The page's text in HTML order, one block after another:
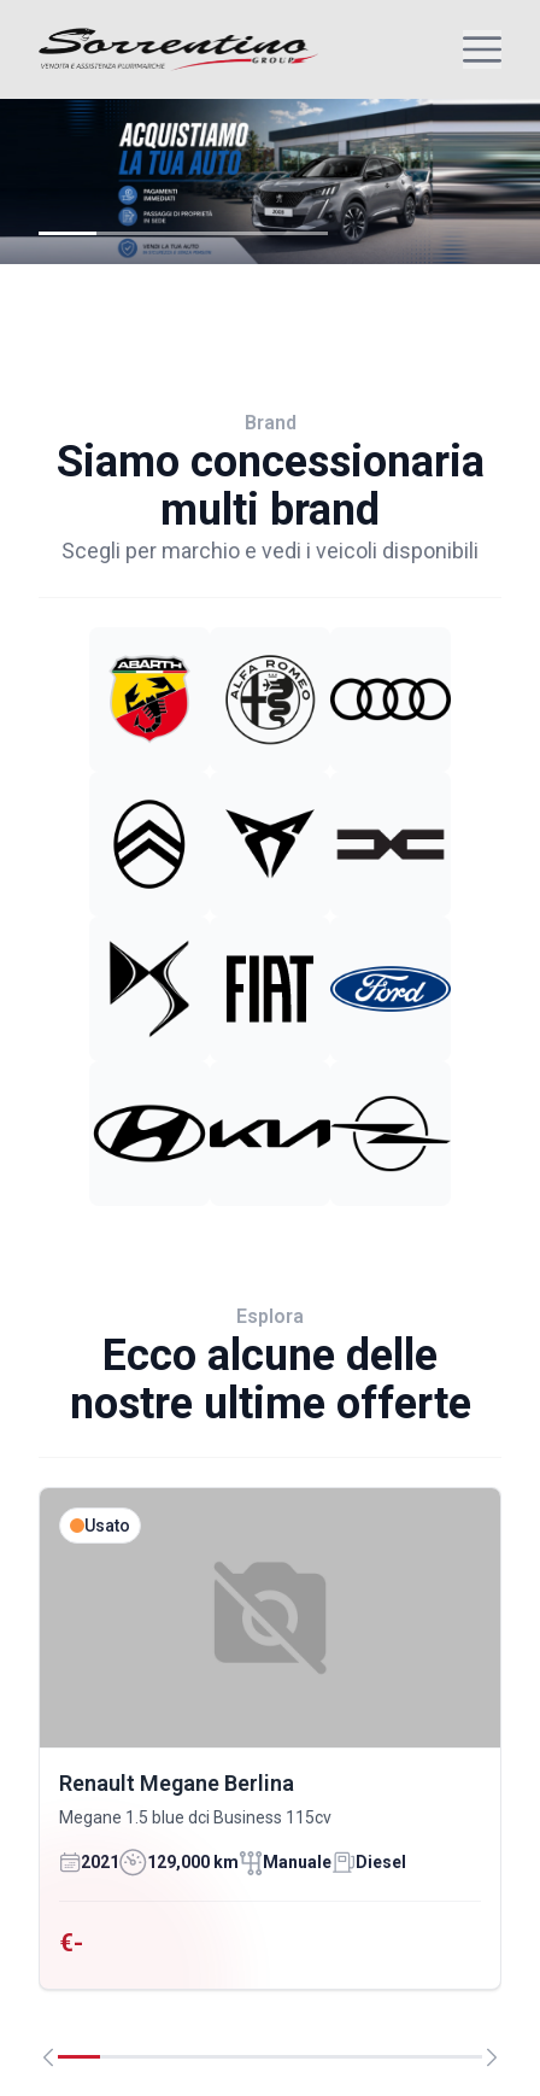
Brand
Siamo concessionaria
multi brand
Scegli per marchio e vedi i veicoli disponibili
Esplora
Ecco alcune delle
nostre ultime offerte
Usato
Renault Megane Berlina
Megane 1.5 blue dci Business 115cv
2021 129,000 km Manuale Diesel
€-